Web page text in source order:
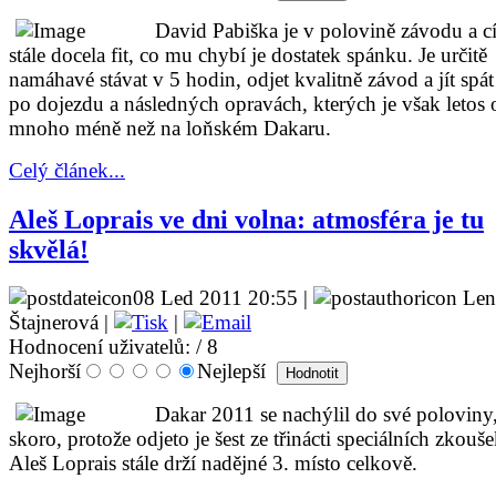
David Pabiška je v polovině závodu a
stále docela fit, co mu chybí je dostatek spánku. Je určitě
namáhavé stávat v 5 hodin, odjet kvalitně závod a jít spát
po dojezdu a následných opravách, kterých je však letos
mnoho méně než na loňském Dakaru.
Celý článek...
Aleš Loprais ve dni volna: atmosféra je tu
skvělá!
08 Led 2011 20:55 |
Štajnerová |
|
Hodnocení uživatelů: / 8
Nejhorší
Nejlepší
Dakar 2011 se nachýlil do své
skoro, protože odjeto je šest ze třinácti speciálních
Aleš Loprais stále drží nadějné 3. místo celkově.